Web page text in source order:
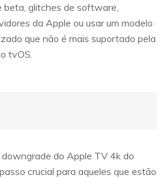
glitches de software,
da Apple ou usar um modelo
que não é mais suportado pela
tvOS.
do Apple TV 4k do
crucial para aqueles que estão